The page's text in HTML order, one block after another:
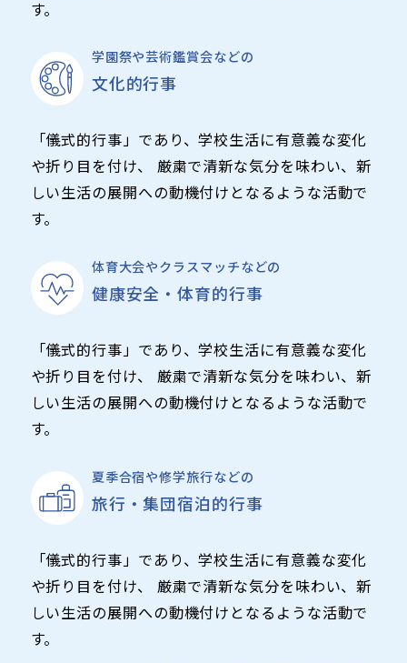
す。
学園祭や芸術鑑賞会などの
文化的行事
「儀式的行事」であり、学校生活に有意義な変化
や折り目を付け、 厳粛で清新な気分を味わい、新
しい生活の展開への動機付けとなるような活動で
す。
体育大会やクラスマッチなどの
健康安全・体育的行事
「儀式的行事」であり、学校生活に有意義な変化
や折り目を付け、 厳粛で清新な気分を味わい、新
しい生活の展開への動機付けとなるような活動で
す。
夏季合宿や修学旅行などの
旅行・集団宿泊的行事
「儀式的行事」であり、学校生活に有意義な変化
や折り目を付け、 厳粛で清新な気分を味わい、新
しい生活の展開への動機付けとなるような活動で
す。